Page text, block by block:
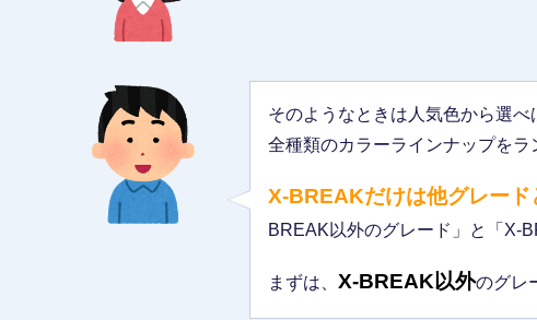
そのようなときは人気色から選
全種類のカラーラインナップをラ
X-BREAKだけは他グレー
BREAK以外のグレード」と「X-
まずは、 X-BREAK以外のグレ